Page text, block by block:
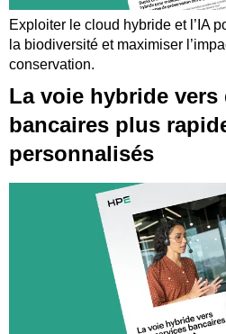
Exploiter le cloud hybride et l’IA
la biodiversité et maximiser
conservation.
La voie hybride vers
bancaires plus
personnalisés